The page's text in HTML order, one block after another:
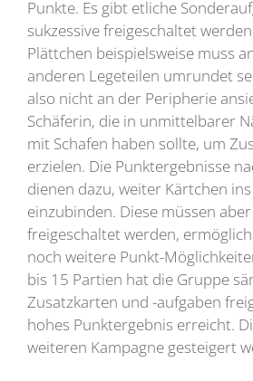
Punkte. Es gibt etliche
sukzessive freigeschaltet
Plättchen beispielsweise muss
anderen Legeteilen umrundet
also nicht an der Peripherie
Schäferin, die in unmittelbarer
mit Schafen haben sollte, um
erzielen. Die Punktergebnisse
dienen dazu, weiter Kärtchen
einzubinden. Diese müssen
freigeschaltet werden,
noch weitere Punkt-
bis 15 Partien hat die Gruppe
Zusatzkarten und -aufgaben
hohes Punktergebnis erreicht.
weiteren Kampagne gesteigert